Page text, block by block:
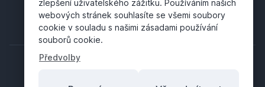
zlepšení uživatelského zážitku. Používáním našich
webových stránek souhlasíte se všemi soubory
cookie v souladu s našimi zásadami používání
souborů cookie.
Předvolby